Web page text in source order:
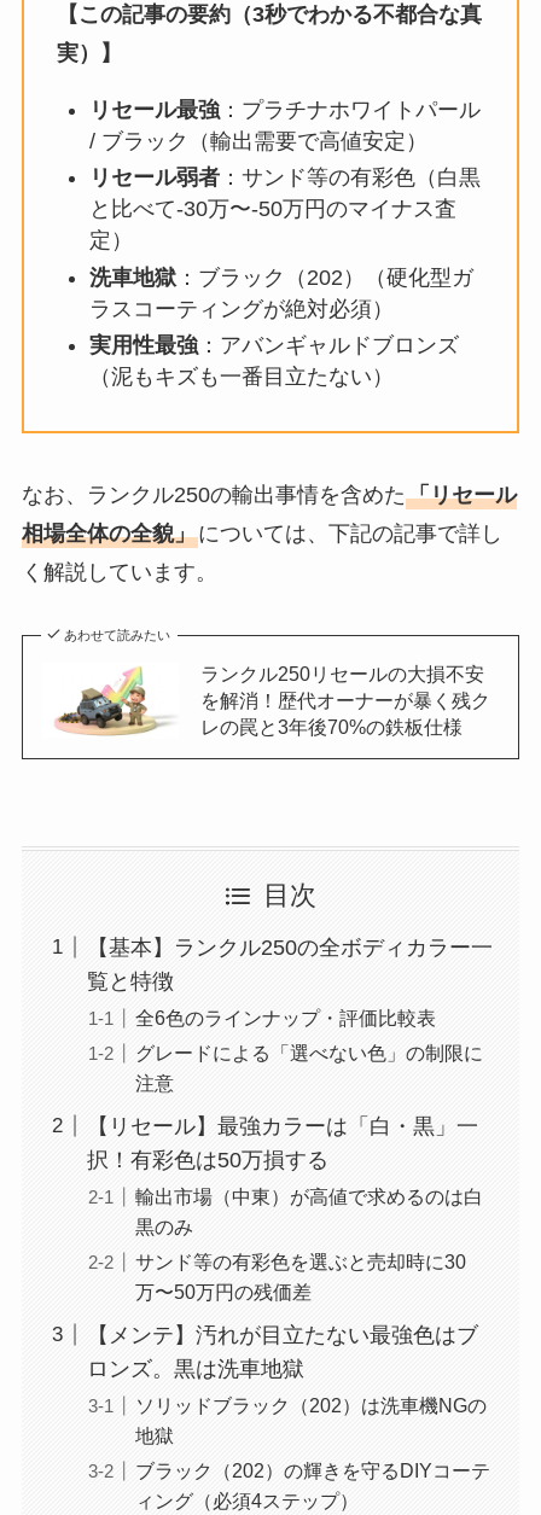
【この記事の要約（3秒でわかる不都合な真
実）】
リセール最強：プラチナホワイトパール
/ ブラック（輸出需要で高値安定）
リセール弱者：サンド等の有彩色（白黒
と比べて-30万〜-50万円のマイナス査
定）
洗車地獄：ブラック（202）（硬化型ガ
ラスコーティングが絶対必須）
実用性最強：アバンギャルドブロンズ
（泥もキズも一番目立たない）
なお、ランクル250の輸出事情を含めた「リセール
相場全体の全貌」については、下記の記事で詳し
く解説しています。
あわせて読みたい
ランクル250リセールの大損不安
を解消！歴代オーナーが暴く残ク
レの罠と3年後70%の鉄板仕様
目次
【基本】ランクル250の全ボディカラー一
覧と特徴
全6色のラインナップ・評価比較表
グレードによる「選べない色」の制限に
注意
【リセール】最強カラーは「白・黒」一
択！有彩色は50万損する
輸出市場（中東）が高値で求めるのは白
黒のみ
サンド等の有彩色を選ぶと売却時に30
万〜50万円の残価差
【メンテ】汚れが目立たない最強色はブ
ロンズ。黒は洗車地獄
ソリッドブラック（202）は洗車機NGの
地獄
ブラック（202）の輝きを守るDIYコーテ
ィング（必須4ステップ）